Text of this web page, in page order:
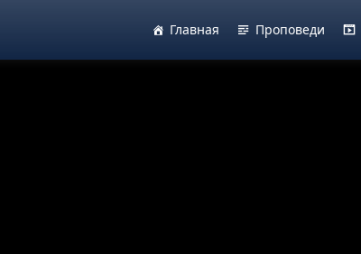
Главная Проповеди